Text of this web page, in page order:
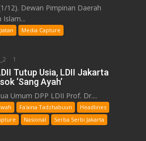
12). Dewan Pimpinan Daerah
Islam...
Media Capture
1
Tutup Usia, LDII Jakarta
‘Sang Ayah’
Umum DPP LDII Prof. Dr....
Fa'aina Tadzhabuun
Headlines
Nasional
Serba Serbi Jakarta